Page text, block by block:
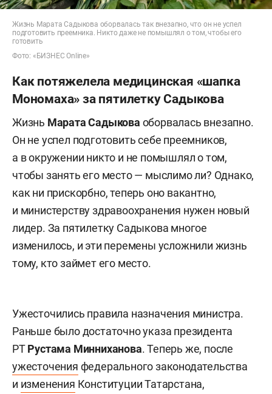
Жизнь Марата Садыкова оборвалась так внезапно, что он не успел
подготовить преемника. Никто даже не помышлял о том, чтобы его
готовить
Фото: «БИЗНЕС Online»
Как потяжелела медицинская «шапка
Мономаха» за пятилетку Садыкова
Жизнь Марата Садыкова оборвалась внезапно.
Он не успел подготовить себе преемников,
а в окружении никто и не помышлял о том,
чтобы занять его место — мыслимо ли? Однако,
как ни прискорбно, теперь оно вакантно,
и министерству здравоохранения нужен новый
лидер. За пятилетку Садыкова многое
изменилось, и эти перемены усложнили жизнь
тому, кто займет его место.
Ужесточились правила назначения министра.
Раньше было достаточно указа президента
РТРустама Минниханова. Теперь же, после
ужесточения федерального законодательства
и изменения Конституции Татарстана,